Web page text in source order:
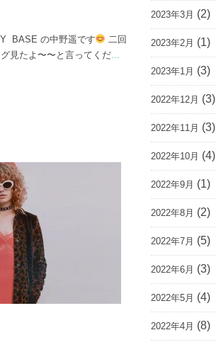
BASE の中野遥です
二回
見たよ〜〜と言ってくだ...
2023年3月 (2)
2023年2月 (1)
2023年1月 (3)
2022年12月 (3)
2022年11月 (3)
2022年10月 (4)
2022年9月 (1)
2022年8月 (2)
2022年7月 (5)
2022年6月 (3)
2022年5月 (4)
2022年4月 (8)